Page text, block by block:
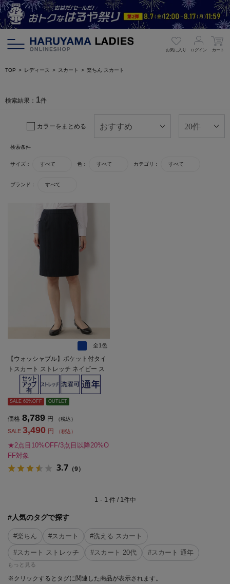
お気に入り ログイン カート
TOP レディース スカート 楽ちん スカート
検索結果： 1件
カラーをまとめる
検索条件
サイズ： すべて 色： すべて カテゴリ： すべて
ブランド： すべて
全1色
【ウォッシャブル】ポケット付タイ
トスカート ストレッチ ネイビー ス
トライプ 通年【レディース】
SALE 60%OFF OUTLET
価格 8,789 円 （税込）
SALE 3,490 円 （税込）
★2点目10%OFF/3点目以降20%O
FF対象
3.7 （9）
1 - 1件 / 1件中
#人気のタグで探す
#楽ちん #スカート #洗える スカート
#スカート ストレッチ #スカート 20代 #スカート 通年
もっと見る
※クリックするとタグに関連した商品が表示されます。